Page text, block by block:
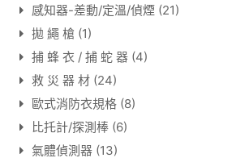
感知器-差動/定溫/偵煙 (21)
拋 繩 槍 (1)
捕 蜂 衣 / 捕 蛇 器 (4)
救 災 器 材 (24)
歐式消防衣規格 (8)
比托計/探測棒 (6)
氣體偵測器 (13)